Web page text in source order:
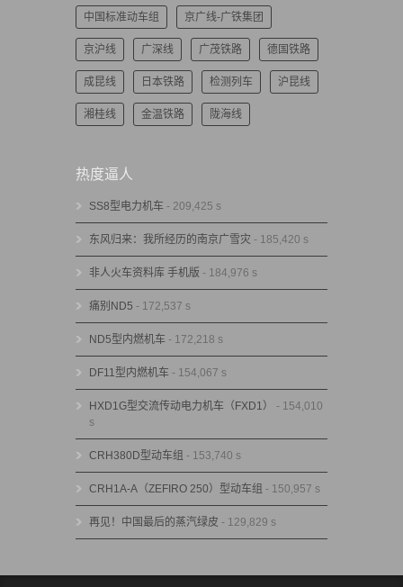
中国标准动车组 京广线-广铁集团
京沪线 广深线 广茂铁路 德国铁路
成昆线 日本铁路 检测列车 沪昆线
湘桂线 金温铁路 陇海线
热度逼人
SS8型电力机车 - 209,425 s
东风归来：我所经历的南京广雪灾 - 185,420 s
非人火车资料库 手机版 - 184,976 s
痛别ND5 - 172,537 s
ND5型内燃机车 - 172,218 s
DF11型内燃机车 - 154,067 s
HXD1G型交流传动电力机车（FXD1）
- 154,010
s
CRH380D型动车组 - 153,740 s
CRH1A-A（ZEFIRO 250）型动车组 - 150,957 s
再见！中国最后的蒸汽绿皮 - 129,829 s